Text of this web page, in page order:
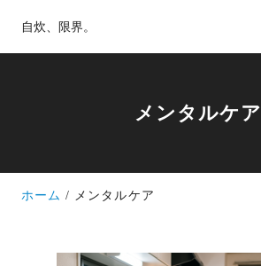
自炊、限界。
メンタルケア
ホーム メンタルケア